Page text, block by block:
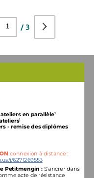
/3
3 ATELIERS EN PARALLÈLE
1
3 ATELIERS
1
- REMISE DES
CONNEXION À DISTANCE :
J/6271269553
CLAIRE PETITMENGIN :
S’ANCRER DANS
COMME ACTE DE RÉSISTANCE